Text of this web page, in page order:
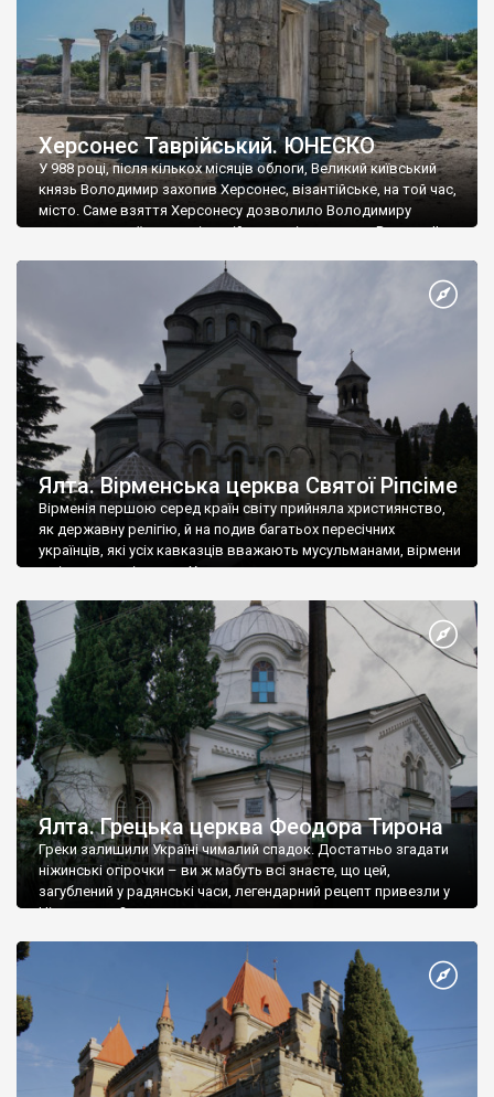
Херсонес Таврійський. ЮНЕСКО
У 988 році, після кількох місяців облоги, Великий київський
князь Володимир захопив Херсонес, візантійське, на той час,
місто. Саме взяття Херсонесу дозволило Володимиру
диктувати свої умови візантійському імператору Василю ІІ, та
Херсонесі Володимир-язичник, став Василем-християнином.
А потім було Хрещення Русі. На честь Херсонесу Таврійського
Ялта. Вірменська церква Святої Ріпсіме
Вірменія першою серед країн світу прийняла християнство,
як державну релігію, й на подив багатьох пересічних
українців, які усіх кавказців вважають мусульманами, вірмени
є відданими вірянами Христа
Ялта. Грецька церква Феодора Тирона
Греки залишили Україні чималий спадок. Достатньо згадати
ніжинські огірочки – ви ж мабуть всі знаєте, що цей,
загублений у радянські часи, легендарний рецепт привезли у
Ніжин греки?